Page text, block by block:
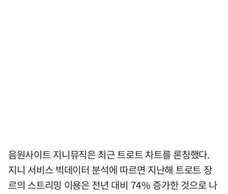
음원사이트 지니뮤직은 최근 트로트 차트를 론칭했다.
지니 서비스 빅데이터 분석에 따르면 지난해 트로트 장
르의 스트리밍 이용은 전년 대비 74% 증가한 것으로 나